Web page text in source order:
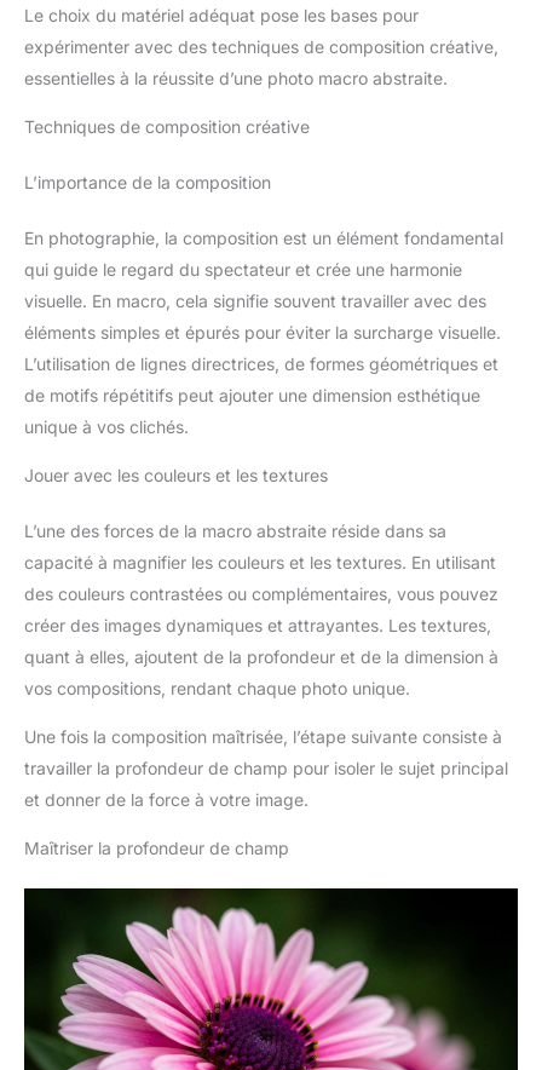
Le choix du matériel adéquat pose les bases pour
expérimenter avec des techniques de composition créative,
essentielles à la réussite d’une photo macro abstraite.
Techniques de composition créative
L’importance de la composition
En photographie, la composition est un élément fondamental
qui guide le regard du spectateur et crée une harmonie
visuelle. En macro, cela signifie souvent travailler avec des
éléments simples et épurés pour éviter la surcharge visuelle.
L’utilisation de lignes directrices, de formes géométriques et
de motifs répétitifs peut ajouter une dimension esthétique
unique à vos clichés.
Jouer avec les couleurs et les textures
L’une des forces de la macro abstraite réside dans sa
capacité à magnifier les couleurs et les textures. En utilisant
des couleurs contrastées ou complémentaires, vous pouvez
créer des images dynamiques et attrayantes. Les textures,
quant à elles, ajoutent de la profondeur et de la dimension à
vos compositions, rendant chaque photo unique.
Une fois la composition maîtrisée, l’étape suivante consiste à
travailler la profondeur de champ pour isoler le sujet principal
et donner de la force à votre image.
Maîtriser la profondeur de champ